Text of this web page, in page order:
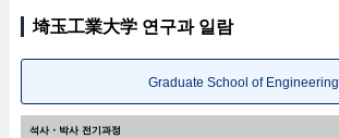
埼玉工業大学 연구과 일람
Graduate School of Engineering
석사・박사 전기과정